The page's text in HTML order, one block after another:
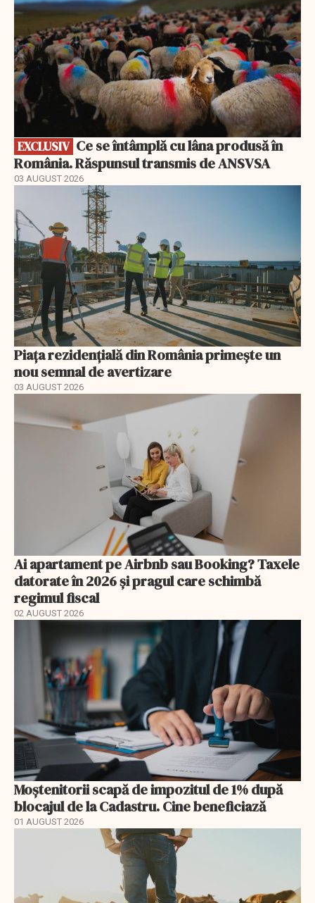
EXCLUSIV
România. Răspunsul transmis de ANSVSA
03 AUGUST 2026
Piața rezidențială din România primește un
nou semnal de avertizare
03 AUGUST 2026
Ai apartament pe Airbnb sau Booking? Taxele
datorate în 2026 și pragul care schimbă
regimul fiscal
02 AUGUST 2026
Moștenitorii scapă de impozitul de 1% după
blocajul de la Cadastru. Cine beneficiază
01 AUGUST 2026